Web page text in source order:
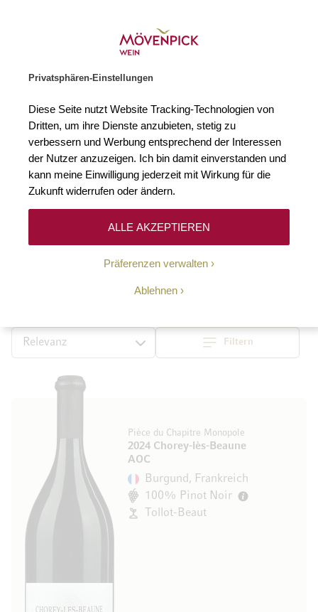
Privatsphären-Einstellungen
Diese Seite nutzt Website Tracking-Technologien von
Dritten, um ihre Dienste anzubieten, stetig zu
verbessern und Werbung entsprechend der Interessen
der Nutzer anzuzeigen. Ich bin damit einverstanden und
kann meine Einwilligung jederzeit mit Wirkung für die
Zukunft widerrufen oder ändern.
Präferenzen verwalten
Ablehnen
ALLE AKZEPTIEREN
Tollot-Beaut (5)
Die familiengeführte Domaine Tollot-Beaut, im malerischen Chorey-
lès-Beaune gelegen, ist ein leuchtendes Beispiel dafür, wie die
Fortschritt ein Weingut voranbringen kann. Dabei ist es natürlich
immer wichtig, die Balance zu wahren, damit das typische Profil
elegante und ausdrucksstarke Burgunder, die den einzigartigen
Filtern
SortierenTop
Pièce du Chapitre Monopole
2024 Chorey-lès-Beaune
AOC
Burgund, Frankreich
100% Pinot Noir
Tollot-Beaut